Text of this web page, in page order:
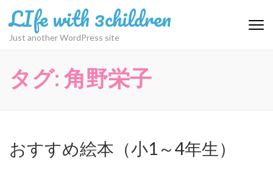
ン
(Enter
LIfe with 3children
Just another WordPress site
タグ: 角野栄子
おすすめ絵本（小1～4年生）